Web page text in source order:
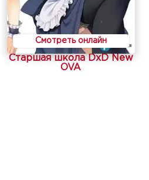
Смотреть онлайн
Старшая школа DxD New
OVA